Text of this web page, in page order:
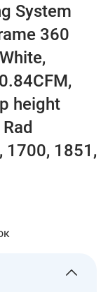
System
360
height
1700, 1851,